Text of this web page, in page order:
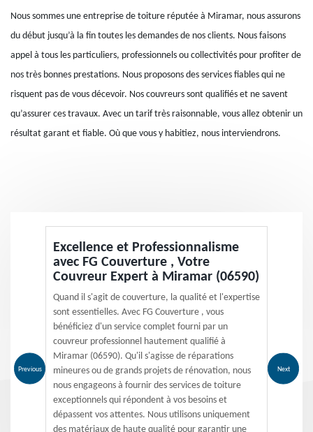
Nous sommes une entreprise de toiture réputée à Miramar, nous assurons
du début jusqu’à la fin toutes les demandes de nos clients. Nous faisons
appel à tous les particuliers, professionnels ou collectivités pour profiter de
nos très bonnes prestations. Nous proposons des services fiables qui ne
risquent pas de vous décevoir. Nos couvreurs sont qualifiés et ne savent
qu’assurer ces travaux. Avec un tarif très raisonnable, vous allez obtenir un
résultat garant et fiable. Où que vous y habitiez, nous interviendrons.
Previous
Excellence et Professionnalisme
avec FG Couverture , Votre
Couvreur Expert à Miramar (06590)
Quand il s'agit de couverture, la qualité et l'expertise
sont essentielles. Avec FG Couverture , vous
bénéficiez d'un service complet fourni par un
couvreur professionnel hautement qualifié à
Miramar (06590). Qu'il s'agisse de réparations
mineures ou de grands projets de rénovation, nous
nous engageons à fournir des services de toiture
exceptionnels qui répondent à vos besoins et
dépassent vos attentes. Nous utilisons uniquement
des matériaux de haute qualité pour garantir une
Next